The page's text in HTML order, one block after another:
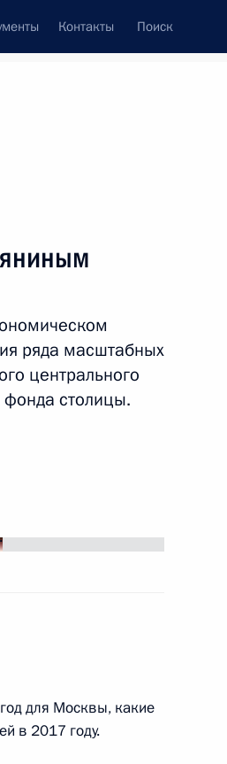
Контакты Поиск
Подписаться на ленту
ряда масштабных
центрального
столицы.
для Москвы, какие
в 2017 году.